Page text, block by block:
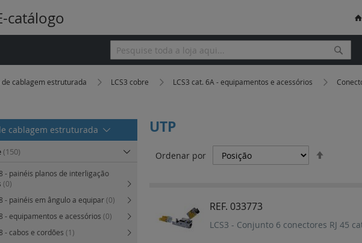
catálogo
Pesquisa
de cablagem estruturada LCS3 cobre LCS3 cat. 6A - equipamentos e acessórios
UTP
Ordenar por
REF. 033773
LCS3 - Conjunto 6 conectores RJ 45
cablagem estruturada
(150)
- painéis planos de interligação
(0)
- painéis em ângulo a equipar(0)
- equipamentos e acessórios (0)
- cabos e cordões (1)